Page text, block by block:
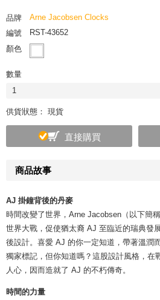
商品故事
AJ 掛鐘背後的丹麥
時間改變了世界，Arne Jacobsen（以下簡
世界大戰，促使猶太裔 AJ 至臨近的瑞典發
後設計。喜愛 AJ 的你一定知道，帶著溫潤
獨家標記，但你知道嗎？這股設計風格，在
人心，因而造就了 AJ 的不朽傳奇。
時間的力量
品牌
Arne Jacobsen Clocks
編號
RST-43652
顏色
數量
1
供貨狀態： 現貨
直接購買